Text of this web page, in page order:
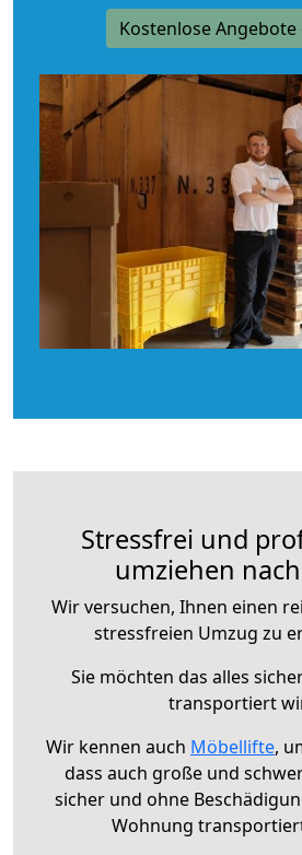
Kostenlose
Stressfrei und
umziehen
Wir versuchen, Ihnen einen
stressfreien Umzug zu
Sie möchten das alles
transportiert
Wir kennen auch Möbellifte,
dass auch große und
sicher und ohne
Wohnung